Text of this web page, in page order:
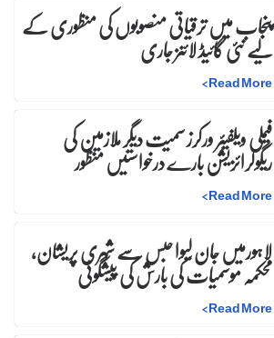
پنجاب میں ترقیاتی منصوبوں کی منظوری کے
لیے نئی گائیڈ لائنز جاری
Read More
>
فیملی ویلفیئر ورکرز سمیت دیگر ملازمین کی
ریگولرائزیشن بارے درخواستیں منظور
Read More
>
لاہورمیں جان لیوا حبس سے شہری پریشان،
محکمہ موسمیات کی بارش کی پیشگوئی
Read More
>